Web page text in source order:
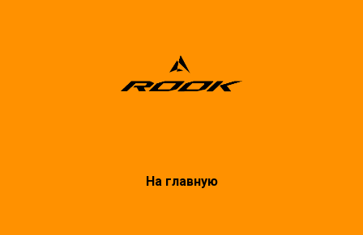
На главную